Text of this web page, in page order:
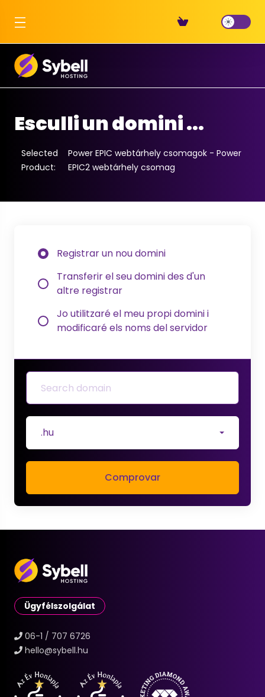
Esculli un domini ...
Selected
Product:
Power EPIC webtárhely csomagok - Power
EPIC2 webtárhely csomag
Registrar un nou domini
Transferir el seu domini des d'un
altre registrar
Jo utilitzaré el meu propi domini i
modificaré els noms del servidor
.hu
Comprovar
Ügyfélszolgálat
06-1 / 707 6726
hello@sybell.hu